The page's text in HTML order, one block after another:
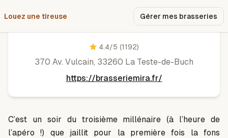
Louez une tireuse Gérer mes brasseries
Brasserie Mira
4.4/5 (1192)
370 Av. Vulcain, 33260 La Teste-de-Buch
https://brasseriemira.fr/
C’est un soir du troisième millénaire (à l’heure de
l’apéro !) que jaillit pour la première fois la fons